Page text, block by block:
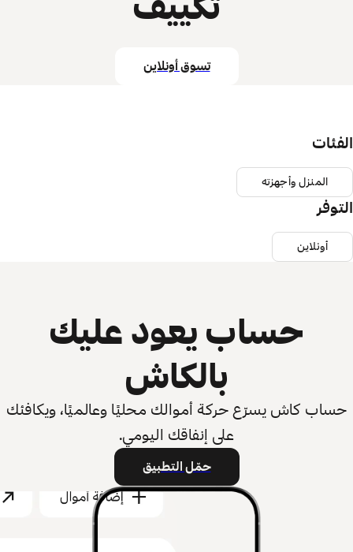
تسوق أونلاين
الفئات
المنزل وأجهزته
التوفر
أونلاين
حساب يعود عليك
بالكاش
حساب كاش يسرّع حركة أموالك محليًا وعالميًا، ويكافئك
على إنفاقك اليومي.
حمّل التطبيق